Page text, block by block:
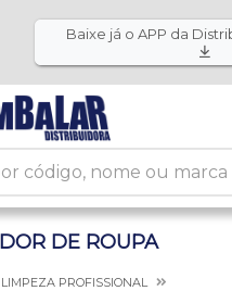
Baixe já o APP da
DE ROUPA
LIMPEZA PROFISSIONAL